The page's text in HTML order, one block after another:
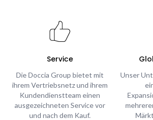
Service
Die Doccia Group bietet mit
ihrem Vertriebsnetz und ihrem
Kundendienstteam einen
ausgezeichneten Service vor
und nach dem Kauf.
Unser